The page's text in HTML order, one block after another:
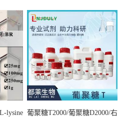
lysine 葡聚糖T2000/葡聚糖D2000/右